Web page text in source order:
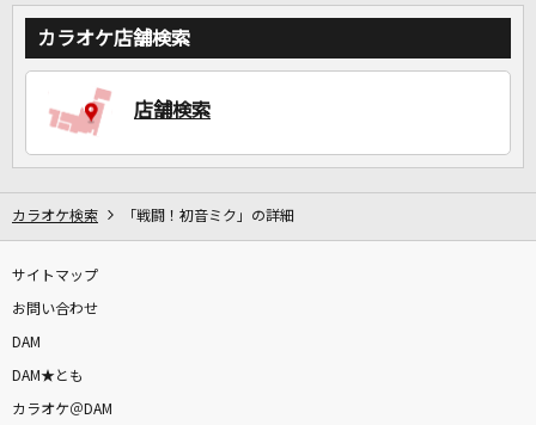
カラオケをもっと楽しもう！
カラオケ店舗検索
店舗検索
カラオケ検索 「戦闘！初音ミク」の詳細
サイトマップ
お問い合わせ
DAM
DAM★とも
カラオケ＠DAM